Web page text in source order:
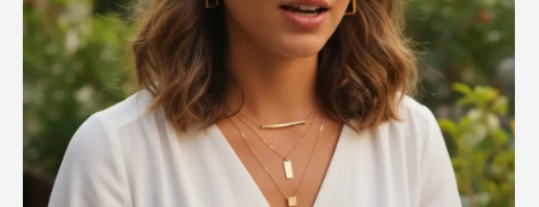
Avatar Video
▼
AI Video ▼
Zdjęcie ▼